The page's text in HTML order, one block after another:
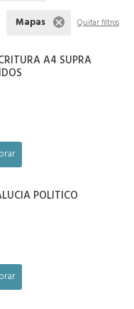
Mapas Quitar filtros
A4 SUPRA
POLITICO